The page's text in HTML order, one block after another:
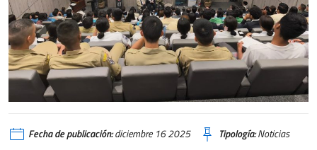
Fecha de publicación:diciembre 16 2025 Tipología:Noticias